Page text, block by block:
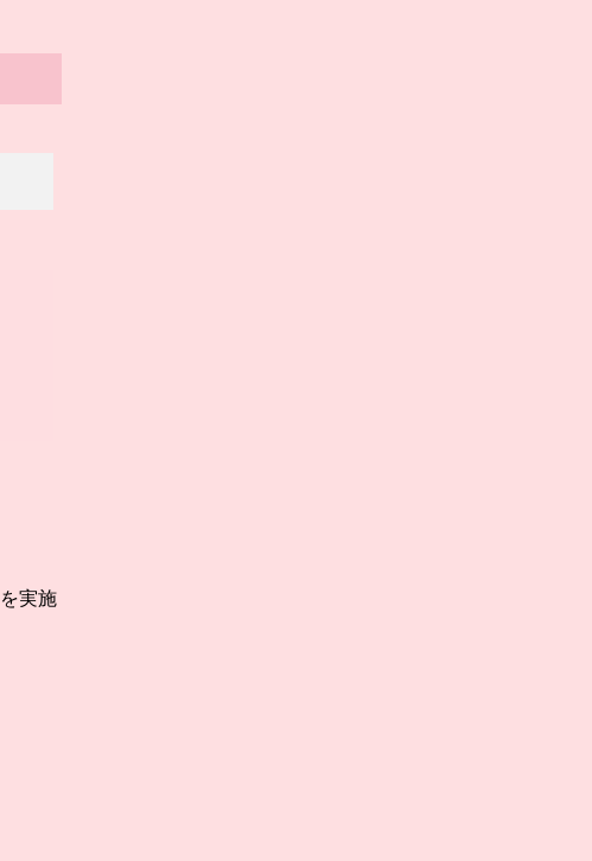
を実施